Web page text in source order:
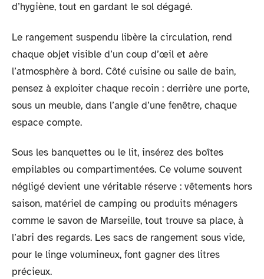
d’hygiène, tout en gardant le sol dégagé.
Le rangement suspendu libère la circulation, rend
chaque objet visible d’un coup d’œil et aère
l’atmosphère à bord. Côté cuisine ou salle de bain,
pensez à exploiter chaque recoin : derrière une porte,
sous un meuble, dans l’angle d’une fenêtre, chaque
espace compte.
Sous les banquettes ou le lit, insérez des boîtes
empilables ou compartimentées. Ce volume souvent
négligé devient une véritable réserve : vêtements hors
saison, matériel de camping ou produits ménagers
comme le savon de Marseille, tout trouve sa place, à
l’abri des regards. Les sacs de rangement sous vide,
pour le linge volumineux, font gagner des litres
précieux.